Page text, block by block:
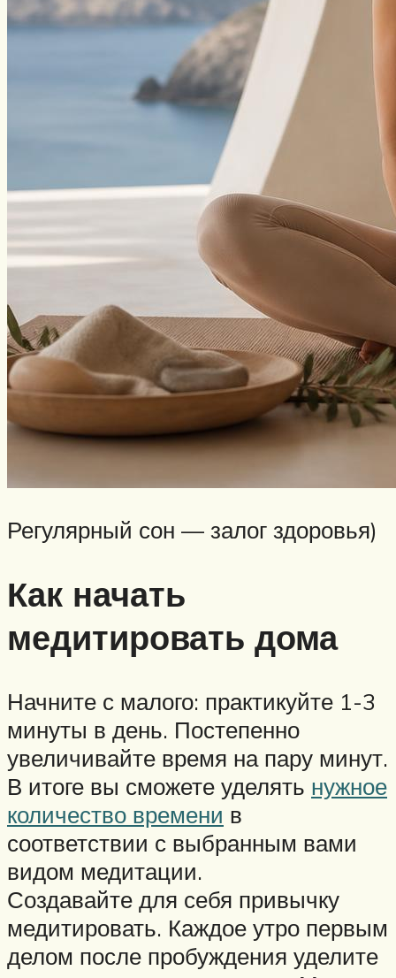
Регулярный сон — залог здоровья)
Как начать
медитировать дома
Начните с малого: практикуйте 1-3
минуты в день. Постепенно
увеличивайте время на пару минут.
В итоге вы сможете уделять нужное
количество времени в
соответствии с выбранным вами
видом медитации.
Создавайте для себя привычку
медитировать. Каждое утро первым
делом после пробуждения уделите